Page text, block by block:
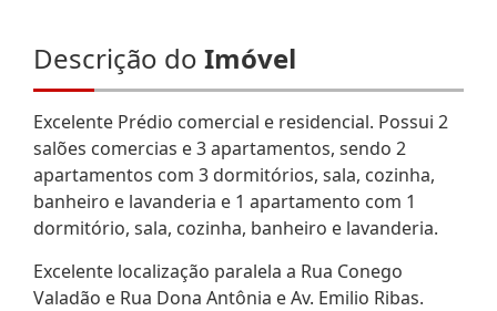
Descrição do Imóvel
Excelente Prédio comercial e residencial. Possui 2
salões comercias e 3 apartamentos, sendo 2
apartamentos com 3 dormitórios, sala, cozinha,
banheiro e lavanderia e 1 apartamento com 1
dormitório, sala, cozinha, banheiro e lavanderia.
Excelente localização paralela a Rua Conego
Valadão e Rua Dona Antônia e Av. Emilio Ribas.